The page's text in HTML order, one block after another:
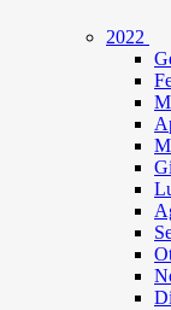
2022